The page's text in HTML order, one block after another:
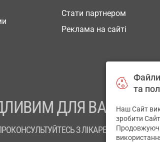
Стати партнером
Реклама на сайті
ДЛЯ ВАШОГО
З ЛІКАРЕМ
та
Наш Сайт
зробити